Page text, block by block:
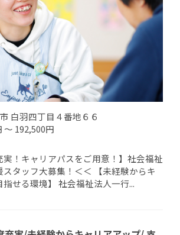
白羽四丁目４番地６６
～ 192,500円
実！キャリアパスをご用意！】社会福祉
タッフ大募集！＜＜ 【未経験からキ
せる環境】 社会福祉法人一行...